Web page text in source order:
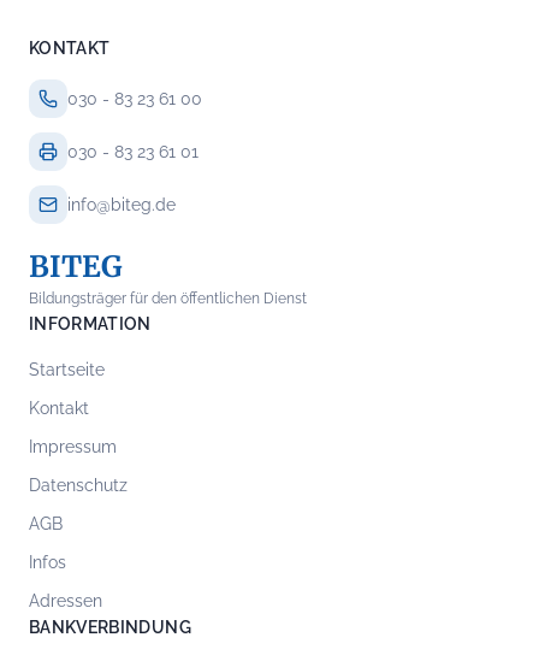
KONTAKT
030 - 83 23 61 00
030 - 83 23 61 01
info@biteg.de
BITEG
Bildungsträger für den öffentlichen Dienst
INFORMATION
Startseite
Kontakt
Impressum
Datenschutz
AGB
Infos
Adressen
BANKVERBINDUNG